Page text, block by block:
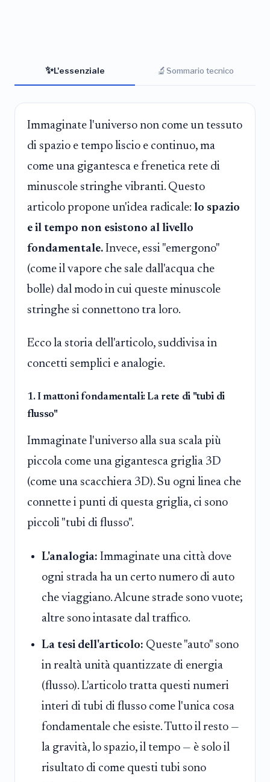
✨L'essenziale 🔬Sommario tecnico
Immaginate l'universo non come un tessuto
di spazio e tempo liscio e continuo, ma
come una gigantesca e frenetica rete di
minuscole stringhe vibranti. Questo
articolo propone un'idea radicale: lo spazio
e il tempo non esistono al livello
fondamentale. Invece, essi "emergono"
(come il vapore che sale dall'acqua che
bolle) dal modo in cui queste minuscole
stringhe si connettono tra loro.
Ecco la storia dell'articolo, suddivisa in
concetti semplici e analogie.
1. I mattoni fondamentali: La rete di "tubi di
flusso"
Immaginate l'universo alla sua scala più
piccola come una gigantesca griglia 3D
(come una scacchiera 3D). Su ogni linea che
connette i punti di questa griglia, ci sono
piccoli "tubi di flusso".
L'analogia: Immaginate una città dove
ogni strada ha un certo numero di auto
che viaggiano. Alcune strade sono vuote;
altre sono intasate dal traffico.
La tesi dell'articolo: Queste "auto" sono
in realtà unità quantizzate di energia
(flusso). L'articolo tratta questi numeri
interi di tubi di flusso come l'unica cosa
fondamentale che esiste. Tutto il resto —
la gravità, lo spazio, il tempo — è solo il
risultato di come questi tubi sono